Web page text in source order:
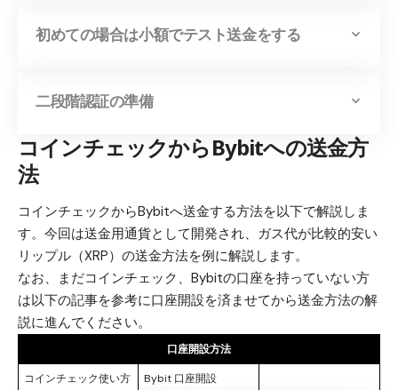
初めての場合は小額でテスト送金をする
二段階認証の準備
コインチェックからBybitへの送金方
法
コインチェックからBybitへ送金する方法を以下で解説しま
す。今回は送金用通貨として開発され、ガス代が比較的安い
リップル（XRP）の送金方法を例に解説します。
なお、まだコインチェック、Bybitの口座を持っていない方
は以下の記事を参考に口座開設を済ませてから送金方法の解
説に進んでください。
口座開設方法
コインチェック使い方 Bybit 口座開設